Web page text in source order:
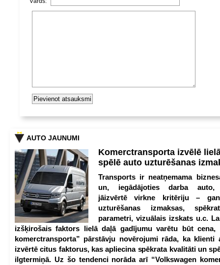
AUTO JAUNUMI
Komerctransporta izvēlē
spēlē auto uzturēšanas
Transports ir neatņemama
un, iegādājoties darba auto,
jāizvērtē virkne kritēriju –
uzturēšanas izmaksas,
parametri, vizuālais izskats u.c.
izšķirošais faktors lielā daļā gadījumu varētu būt cena,
komerctransporta” pārstāvju novērojumi rāda, ka klienti
izvērtē citus faktorus, kas apliecina spēkrata kvalitāti un
ilgtermiņā. Uz šo tendenci norāda arī “Volkswagen